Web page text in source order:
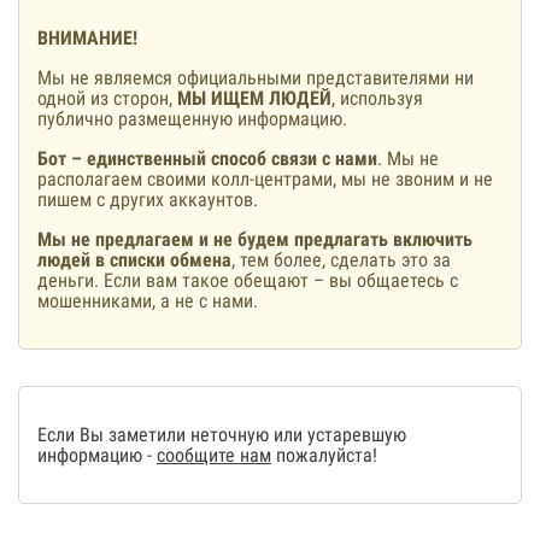
ВНИМАНИЕ!
Мы не являемся официальными представителями ни
одной из сторон, МЫ ИЩЕМ ЛЮДЕЙ, используя
публично размещенную информацию.
Бот – единственный способ связи с нами. Мы не
располагаем своими колл-центрами, мы не звоним и не
пишем с других аккаунтов.
Мы не предлагаем и не будем предлагать включить
людей в списки обмена, тем более, сделать это за
деньги. Если вам такое обещают – вы общаетесь с
мошенниками, а не с нами.
Если Вы заметили неточную или устаревшую
информацию - сообщите нам пожалуйста!